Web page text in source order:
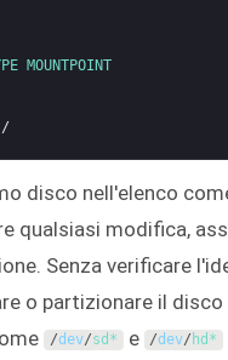
MOUNTPOINT
/
disco nell'elenco
qualsiasi modifica,
Senza verificare
o partizionare il
/dev/sd* e /dev/ hd*